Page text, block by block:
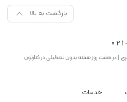
بازگشت به بالا
| در هفت روز هفته بدون تعطیلی در کنارتون
خدمات